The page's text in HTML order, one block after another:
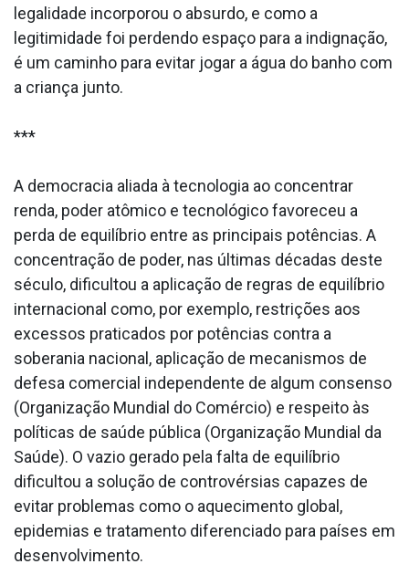
legalidade incorporou o absurdo, e como a
legitimidade foi perdendo espaço para a indignação,
é um caminho para evitar jogar a água do banho com
a criança junto.
***
A democracia aliada à tecnologia ao concentrar
renda, poder atômico e tecnológico favoreceu a
perda de equilíbrio entre as principais potências. A
concentração de poder, nas últimas décadas deste
século, dificultou a aplicação de regras de equilíbrio
internacional como, por exemplo, restrições aos
excessos praticados por potências contra a
soberania nacional, aplicação de mecanismos de
defesa comercial independente de algum consenso
(Organização Mundial do Comércio) e respeito às
políticas de saúde pública (Organização Mundial da
Saúde). O vazio gerado pela falta de equilíbrio
dificultou a solução de controvérsias capazes de
evitar problemas como o aquecimento global,
epidemias e tratamento diferenciado para países em
desenvolvimento.